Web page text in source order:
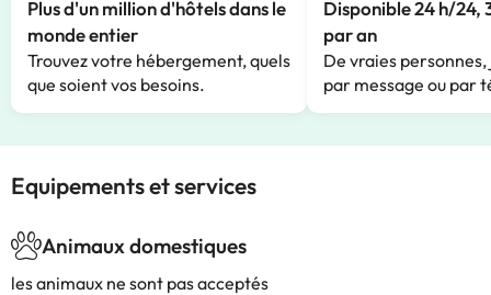
Plus d'un million d'hôtels dans le
monde entier
Trouvez votre hébergement, quels
que soient vos besoins.
Disponible 24 h/24,
par an
De vraies
par message ou par
Equipements et services
Animaux domestiques
les animaux ne sont pas acceptés